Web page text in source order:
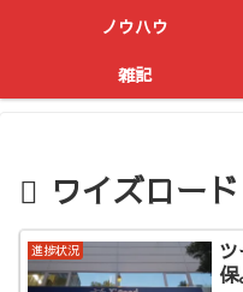
ノウハウ
雑記
ワイズロード
進捗状況